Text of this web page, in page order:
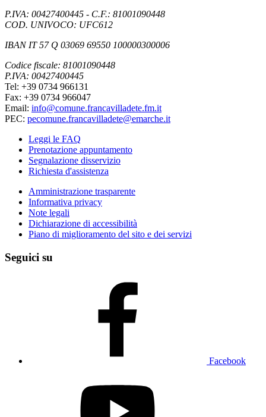
P.IVA: 00427400445 - C.F.: 81001090448
COD. UNIVOCO: UFC612
IBAN IT 57 Q 03069 69550 100000300006
Codice fiscale: 81001090448
P.IVA: 00427400445
Tel: +39 0734 966131
Fax: +39 0734 966047
Email: info@comune.francavilladete.fm.it
PEC: pecomune.francavilladete@emarche.it
Leggi le FAQ
Prenotazione appuntamento
Segnalazione disservizio
Richiesta d'assistenza
Amministrazione trasparente
Informativa privacy
Note legali
Dichiarazione di accessibilità
Piano di miglioramento del sito e dei servizi
Seguici su
Facebook